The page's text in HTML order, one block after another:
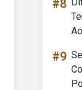
#8
#9